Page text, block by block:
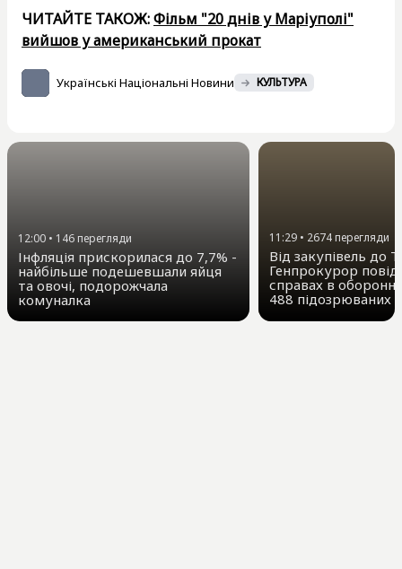
ЧИТАЙТЕ ТАКОЖ:Фільм "20 днів у Маріуполі"
вийшов у американський прокат
Українські Національні Новини КУЛЬТУРА
12:00 • 146 перегляди
Інфляція прискорилася до 7,7% -
найбільше подешевшали яйця
та овочі, подорожчала
комуналка
11:29 • 2674перегляди
Від закупівель до
Генпрокурор
справах в
488 підозрюваних